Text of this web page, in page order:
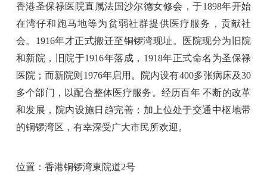
香港圣保禄医院直属法国沙尔德女修会，于1898年开始
在湾仔和跑马地等为贫弱社群提供医疗服务，贡献社
会。1916年才正式搬迁至铜锣湾现址。医院现分为旧院
和新院，旧院于1916年落成，1918年正式命名为圣保禄
医院；而新院则1976年启用。院内设有400多张病床及30
多个部门，以配合整体医疗服务。经历百年 不断的改革
和发展，院内设施日趋完善；加上位处于交通中枢地带
的铜锣湾区，有幸深受广大市民所欢迎。
位置：香港铜锣湾東院道2号